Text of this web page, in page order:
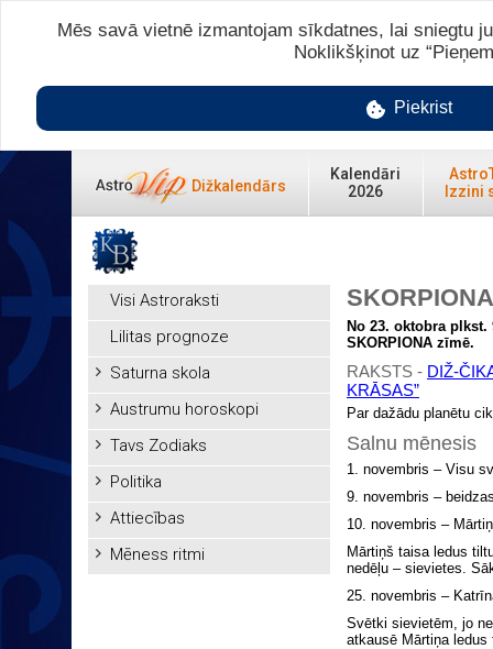
Dižkalendārs
Kalendāri
2026
Izzini
Visi Astroraksti
Lilitas prognoze
Saturna skola
Austrumu horoskopi
Tavs Zodiaks
Politika
Attiecības
Mēness ritmi
No 23. oktobra
SKORPIONA zīmē.
RAKSTS - DIŽ-
KRĀSAS”
Par dažādu planētu
Salnu mēnesis
1. novembris – Visu
9. novembris –
10. novembris –
Mārtiņš taisa ledus
nedēļu – sievietes.
25. novembris –
Svētki sievietēm, jo
atkausē Mārtiņa ledus
Mēs savā vietnē izmantojam sīkdatnes, lai sniegtu
Noklikšķinot uz
Piekrist